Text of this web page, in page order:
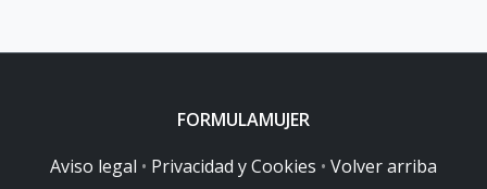
FORMULAMUJER
Aviso legal • Privacidad y Cookies • Volver arriba